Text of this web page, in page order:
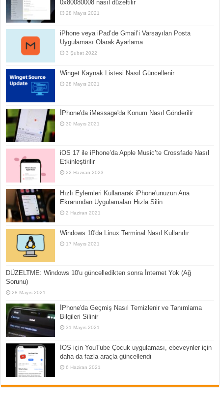
0x80080008 nasıl düzeltilir
28 Mayıs 2021
iPhone veya iPad’de Gmail’i Varsayılan Posta
Uygulaması Olarak Ayarlama
3 Şubat 2022
Winget Kaynak Listesi Nasıl Güncellenir
28 Mayıs 2021
İPhone'da iMessage'da Konum Nasıl Gönderilir
30 Mayıs 2021
iOS 17 ile iPhone’da Apple Music’te Crossfade Nasıl
Etkinleştirilir
22 Haziran 2023
Hızlı Eylemleri Kullanarak iPhone'unuzun Ana
Ekranından Uygulamaları Hızla Silin
2 Haziran 2021
Windows 10'da Linux Terminal Nasıl Kullanılır
17 Mayıs 2021
DÜZELTME: Windows 10'u güncelledikten sonra İnternet Yok (Ağ
Sorunu)
28 Mayıs 2021
İPhone'da Geçmiş Nasıl Temizlenir ve Tanımlama
Bilgileri Silinir
31 Mayıs 2021
İOS için YouTube Çocuk uygulaması, ebeveynler için
daha da fazla araçla güncellendi
6 Haziran 2021